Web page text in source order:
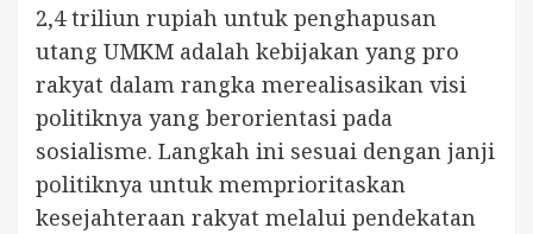
2,4 triliun rupiah untuk penghapusan
utang UMKM adalah kebijakan yang pro
rakyat dalam rangka merealisasikan visi
politiknya yang berorientasi pada
sosialisme. Langkah ini sesuai dengan janji
politiknya untuk memprioritaskan
kesejahteraan rakyat melalui pendekatan